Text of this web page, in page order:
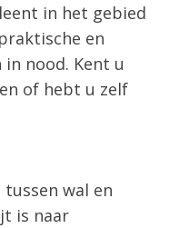
in het gebied
en
nood. Kent u
of hebt u zelf
wal en
is naar